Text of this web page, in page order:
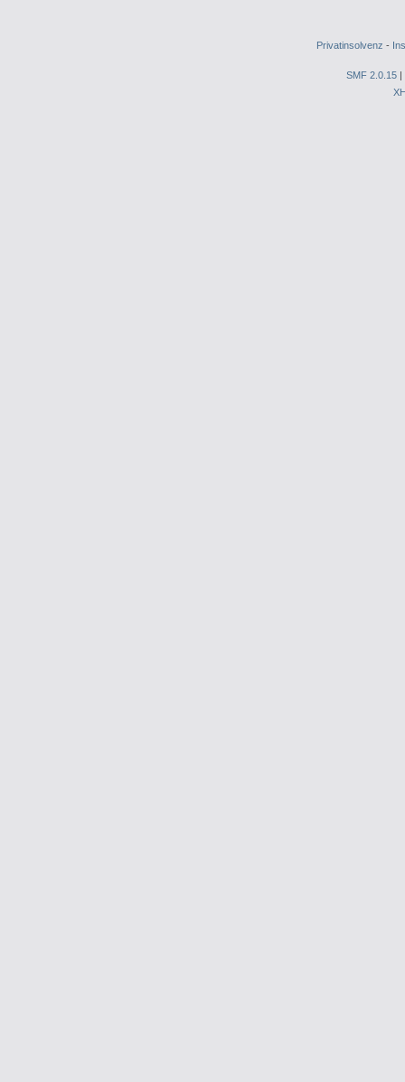
Privatinsolvenz -
SMF 2.0.15 |